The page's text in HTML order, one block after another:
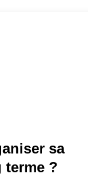
sa
terme ?